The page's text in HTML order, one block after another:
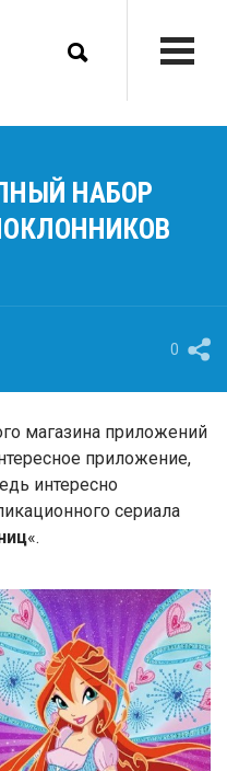
НАБОР
0
магазина приложений
приложение,
интересно
сериала
«.